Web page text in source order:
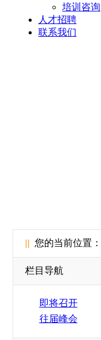
培训咨询
人才招聘
联系我们
|| 您的当前位置：
栏目导航
即将召开
往届峰会